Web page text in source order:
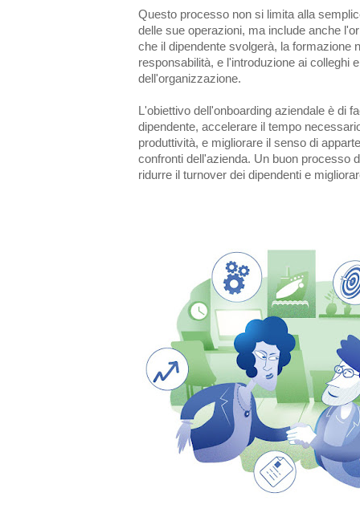
Questo processo non si limita alla
delle sue operazioni, ma include anche
che il dipendente svolgerà, la formazione
responsabilità, e l'introduzione ai colleghi
dell'organizzazione.
L'obiettivo dell'onboarding aziendale è di
dipendente, accelerare il tempo
produttività, e migliorare il senso di
confronti dell'azienda. Un buon processo
ridurre il turnover dei dipendenti e